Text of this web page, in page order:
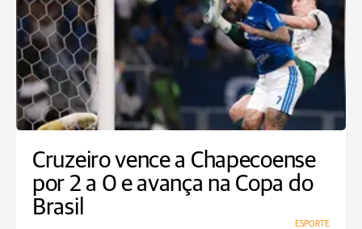
Cruzeiro vence a Chapecoense
por 2 a 0 e avança na Copa do
Brasil
ESPORTE